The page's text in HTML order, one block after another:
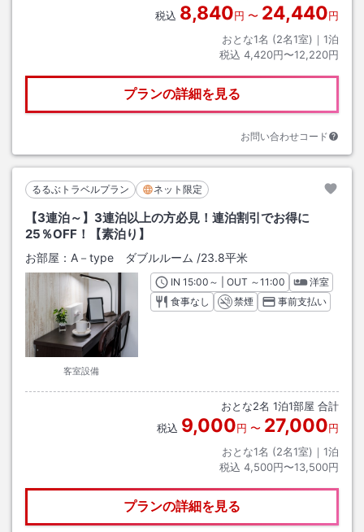
税込 8,840円 〜 24,440円
おとな1名 (2名1室)｜ 1泊
税込 4,420円〜12,220円
プランの詳細を見る
お問い合わせコード
るるぶトラベルプラン ネット限定
【3連泊～】3連泊以上の方必見！連泊割引でお得に
25％OFF！【素泊り】
お部屋： A－type ダブルルーム /23.8平米
客室設備
INチェックイン
15:00 ～ | OUT チェックアウト
～11:00
洋室
食事なし
禁煙 事前支払い
おとな2名 1泊1部屋 合計
税込 9,000円 〜 27,000円
おとな1名 (2名1室)｜ 1泊
税込 4,500円〜13,500円
プランの詳細を見る